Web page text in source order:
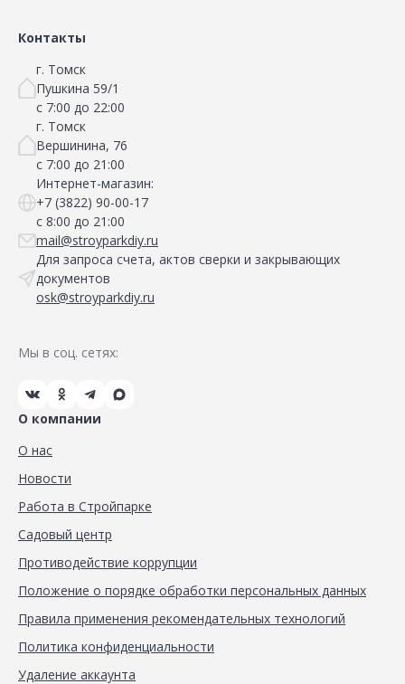
Контакты
г. Томск
Пушкина 59/1
с 7:00 до 22:00
г. Томск
Вершинина, 76
с 7:00 до 21:00
Интернет-магазин:
+7 (3822) 90-00-17
с 8:00 до 21:00
mail@stroyparkdiy.ru
Для запроса счета, актов сверки и закрывающих
документов
osk@stroyparkdiy.ru
Мы в соц. сетях:
О компании
О нас
Новости
Работа в Стройпарке
Садовый центр
Противодействие коррупции
Положение о порядке обработки персональных данных
Правила применения рекомендательных технологий
Политика конфиденциальности
Удаление аккаунта